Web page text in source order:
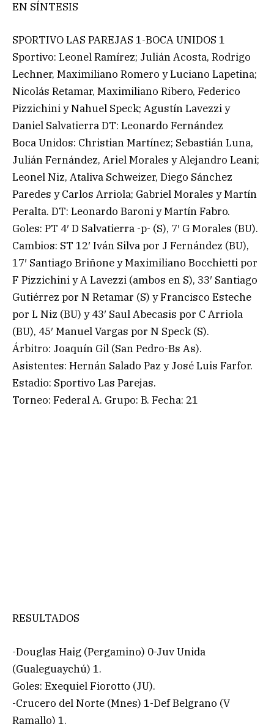
EN SÍNTESIS
SPORTIVO LAS PAREJAS 1-BOCA UNIDOS 1
Sportivo: Leonel Ramírez; Julián Acosta, Rodrigo
Lechner, Maximiliano Romero y Luciano Lapetina;
Nicolás Retamar, Maximiliano Ribero, Federico
Pizzichini y Nahuel Speck; Agustín Lavezzi y
Daniel Salvatierra DT: Leonardo Fernández
Boca Unidos: Christian Martínez; Sebastián Luna,
Julián Fernández, Ariel Morales y Alejandro Leani;
Leonel Niz, Ataliva Schweizer, Diego Sánchez
Paredes y Carlos Arriola; Gabriel Morales y Martín
Peralta. DT: Leonardo Baroni y Martín Fabro.
Goles: PT 4′ D Salvatierra -p- (S), 7′ G Morales (BU).
Cambios: ST 12′ Iván Silva por J Fernández (BU),
17′ Santiago Briñone y Maximiliano Bocchietti por
F Pizzichini y A Lavezzi (ambos en S), 33′ Santiago
Gutiérrez por N Retamar (S) y Francisco Esteche
por L Niz (BU) y 43′ Saul Abecasis por C Arriola
(BU), 45′ Manuel Vargas por N Speck (S).
Árbitro: Joaquín Gil (San Pedro-Bs As).
Asistentes: Hernán Salado Paz y José Luis Farfor.
Estadio: Sportivo Las Parejas.
Torneo: Federal A. Grupo: B. Fecha: 21
RESULTADOS
-Douglas Haig (Pergamino) 0-Juv Unida
(Gualeguaychú) 1.
Goles: Exequiel Fiorotto (JU).
-Crucero del Norte (Mnes) 1-Def Belgrano (V
Ramallo) 1.